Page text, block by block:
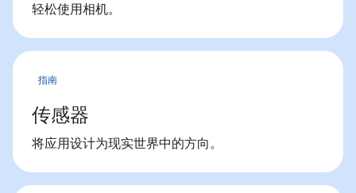
轻松使用相机。
指南
传感器
将应用设计为现实世界中的方向。